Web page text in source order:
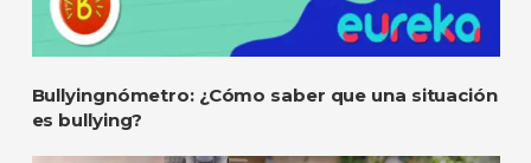
Bullyingnómetro: ¿Cómo saber que una situación
es bullying?